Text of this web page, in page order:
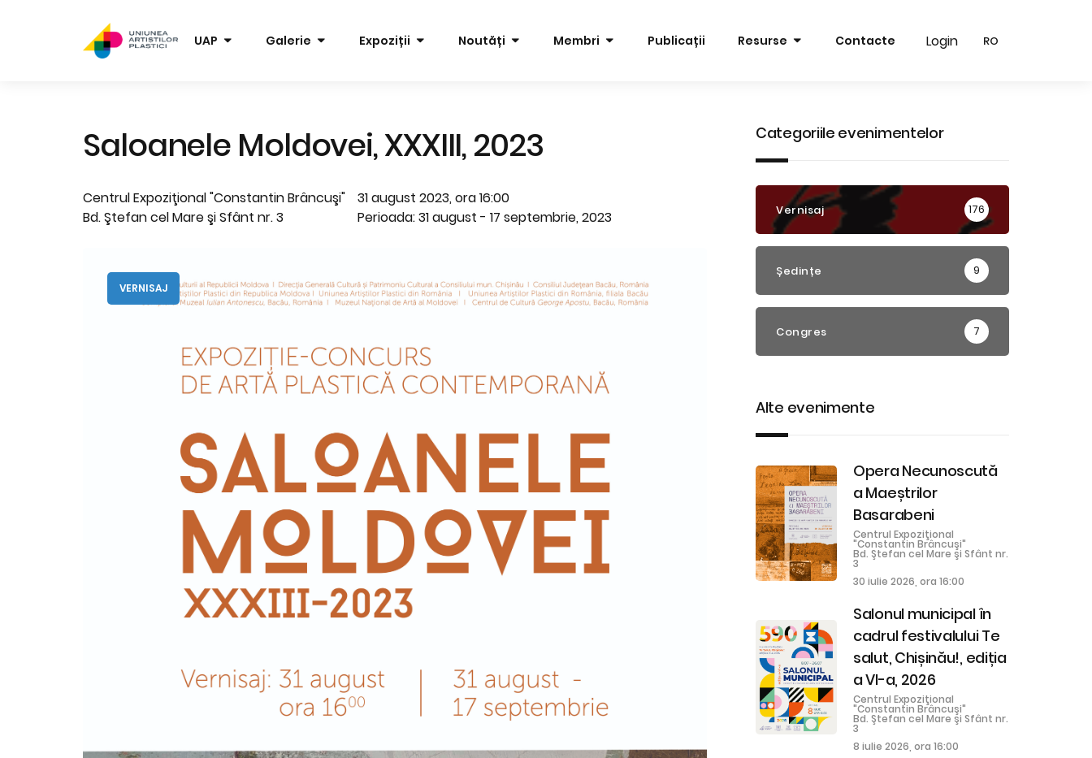
Login
UAP Galerie Expoziții Noutăți Membri Publicații Resurse Contacte Login RO
Saloanele Moldovei, XXXIII, 2023
Centrul Expoziţional "Constantin Brâncuşi"
Bd. Ştefan cel Mare şi Sfânt nr. 3
31 august 2023, ora 16:00
Perioada: 31 august - 17 septembrie, 2023
VERNISAJ
Categoriile evenimentelor
Vernisaj 176
Ședințe 9
Congres 7
Alte evenimente
Opera Necunoscută
a Maeștrilor
Basarabeni
Centrul Expoziţional
"Constantin Brâncuşi"
Bd. Ştefan cel Mare şi Sfânt nr.
3
30 iulie 2026, ora 16:00
Salonul municipal în
cadrul festivalului Te
salut, Chișinău!, ediția
a VI-a, 2026
Centrul Expoziţional
"Constantin Brâncuşi"
Bd. Ştefan cel Mare şi Sfânt nr.
3
8 iulie 2026, ora 16:00